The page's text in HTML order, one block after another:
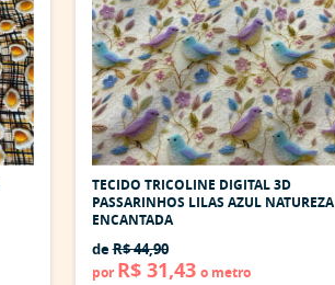
TECIDO TRICOLINE DIGITAL 3D
PASSARINHOS LILAS AZUL NATUREZA
ENCANTADA
deR$ 44,90
por R$ 31,43 o metro